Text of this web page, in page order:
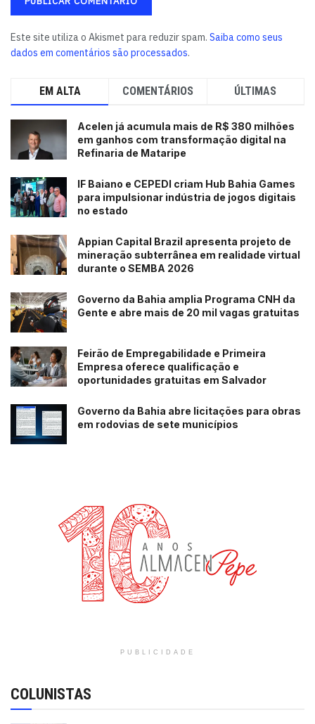
Este site utiliza o Akismet para reduzir spam. Saiba como seus
dados em comentários são processados.
EM ALTA COMENTÁRIOS ÚLTIMAS
Acelen já acumula mais de R$ 380 milhões
em ganhos com transformação digital na
Refinaria de Mataripe
IF Baiano e CEPEDI criam Hub Bahia Games
para impulsionar indústria de jogos digitais
no estado
Appian Capital Brazil apresenta projeto de
mineração subterrânea em realidade virtual
durante o SEMBA 2026
Governo da Bahia amplia Programa CNH da
Gente e abre mais de 20 mil vagas gratuitas
Feirão de Empregabilidade e Primeira
Empresa oferece qualificação e
oportunidades gratuitas em Salvador
Governo da Bahia abre licitações para obras
em rodovias de sete municípios
PUBLICIDADE
COLUNISTAS